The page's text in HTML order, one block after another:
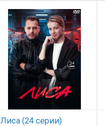
Последний
крестовый поход
В наличии
Лиса (24 серии)